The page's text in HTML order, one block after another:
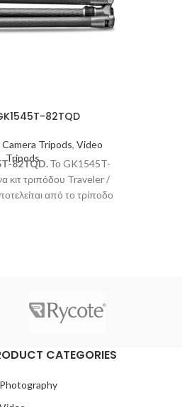
82TQD
Camera Tripods, Video
Tripods
82TQD.Το GK1545T-
κιτ τριπόδου Traveler /
από το τρίποδο
CATEGORIES
Photography